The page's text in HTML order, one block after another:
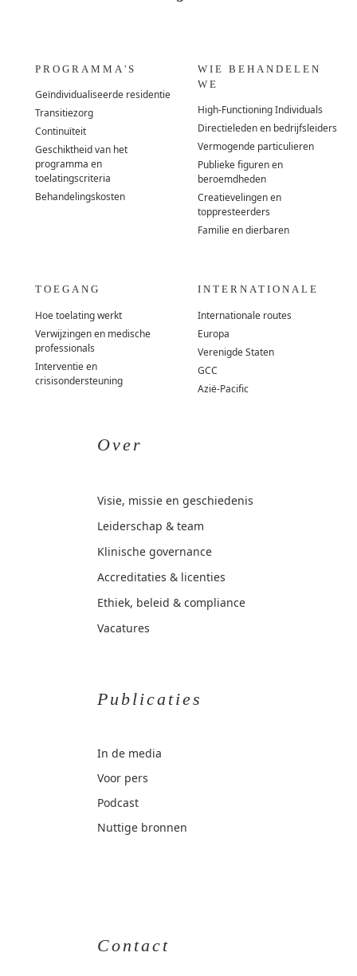
PROGRAMMA'S
Geïndividualiseerde residentie
Transitiezorg
Continuïteit
Geschiktheid van het
programma en
toelatingscriteria
Behandelingskosten
WIE BEHANDELEN
WE
High-Functioning Individuals
Directieleden en bedrijfsleiders
Vermogende particulieren
Publieke figuren en
beroemdheden
Creatievelingen en
toppresteerders
Familie en dierbaren
TOEGANG
Hoe toelating werkt
Verwijzingen en medische
professionals
Interventie en
crisisondersteuning
INTERNATIONALE
Internationale routes
Europa
Verenigde Staten
GCC
Azië-Pacific
Over
Visie, missie en geschiedenis
Leiderschap & team
Klinische governance
Accreditaties & licenties
Ethiek, beleid & compliance
Vacatures
Publicaties
In de media
Voor pers
Podcast
Nuttige bronnen
Contact